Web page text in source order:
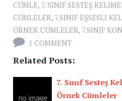
CÜMLE, 7. SINIF SESTEŞ
CÜMLELER, 7.SINIF EŞSESLI
ÖRNEK CÜMLELER, 7.SINIF
1 COMMENT
Related Posts:
7. Sınıf Sesteş
Örnek Cümleler